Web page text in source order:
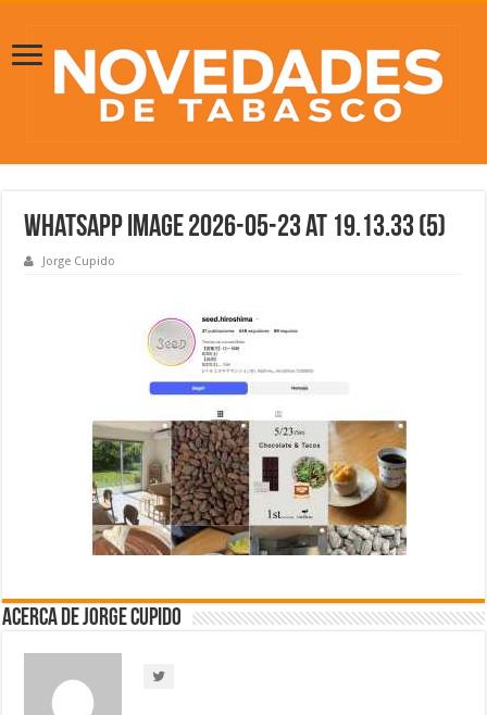
WhatsApp Image 2026-05-23 at 19.13.33 (5)
Jorge Cupido
Acerca de Jorge Cupido